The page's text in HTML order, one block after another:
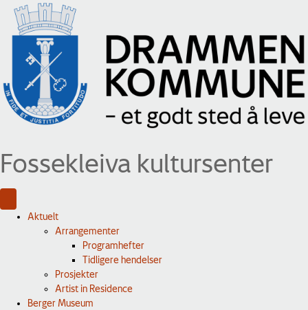
Fossekleiva kultursenter
Aktuelt
Arrangementer
Programhefter
Tidligere hendelser
Prosjekter
Artist in Residence
Berger Museum